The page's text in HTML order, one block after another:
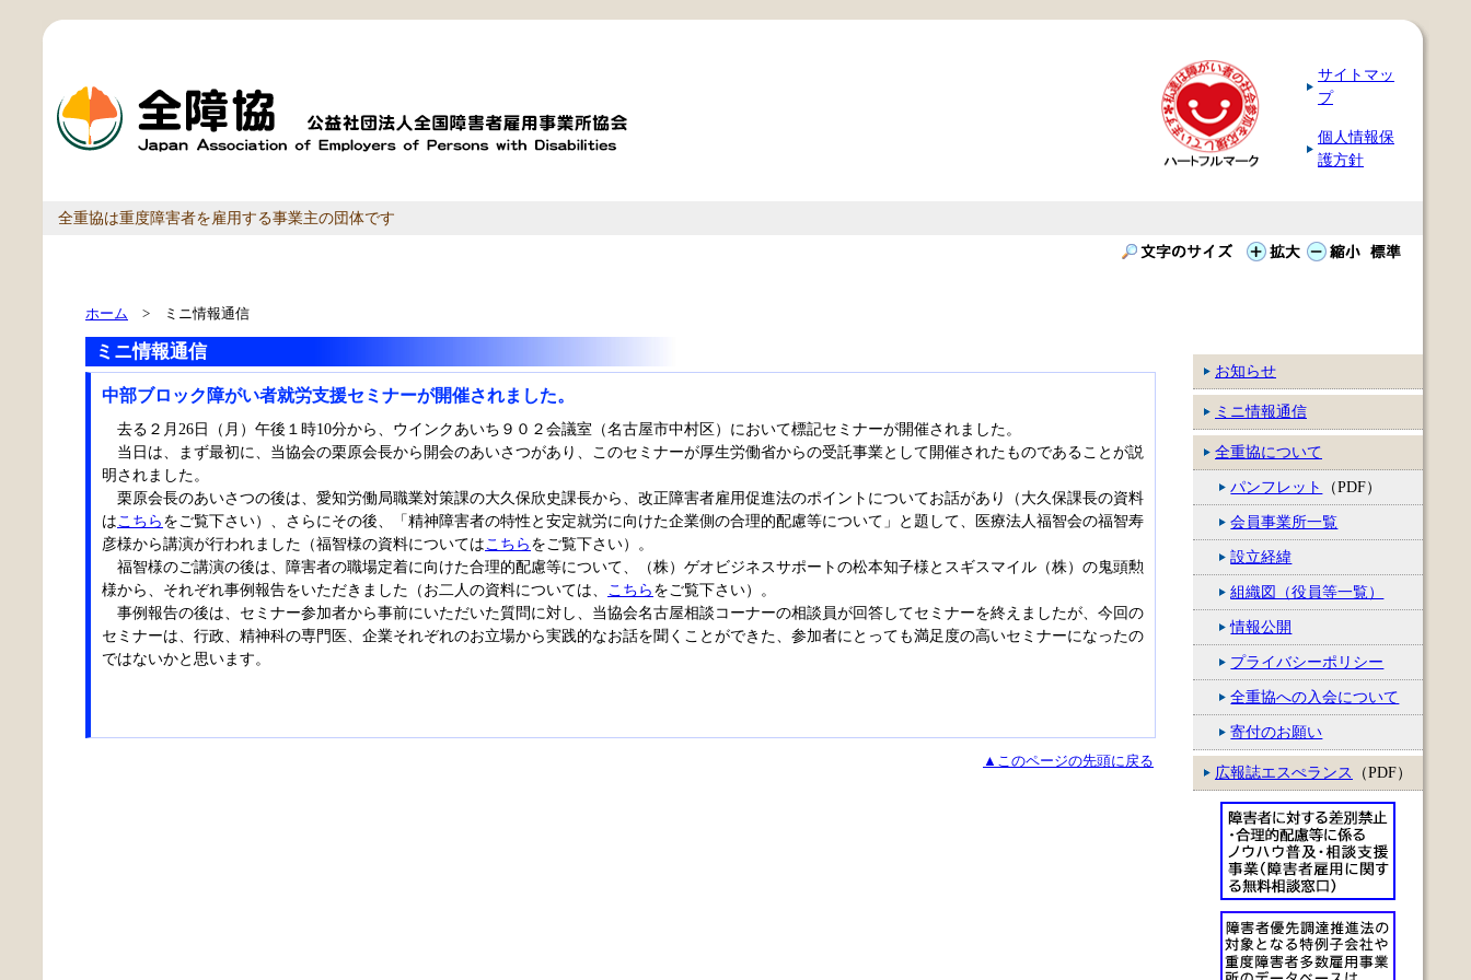
サイトマッ
プ
個人情報保
護方針
全重協は重度障害者を雇用する事業主の団体です
お知らせ
ミニ情報通信
全重協について
パンフレット
（PDF）
会員事業所一覧
設立経緯
組織図（役員等一覧）
情報公開
プライバシーポリシー
全重協への入会について
寄付のお願い
広報誌エスぺランス （PDF）
ホーム > ミニ情報通信
ミニ情報通信
中部ブロック障がい者就労支援セミナーが開催されました。
去る２月26日（月）午後１時10分から、ウインクあいち９０２会議室（名古屋市中村区）において標記セミナーが開催されました。
当日は、まず最初に、当協会の栗原会長から開会のあいさつがあり、このセミナーが厚生労働省からの受託事業として開催されたものであることが説
明されました。
栗原会長のあいさつの後は、愛知労働局職業対策課の大久保欣史課長から、改正障害者雇用促進法のポイントについてお話があり（大久保課長の資料
はこちらをご覧下さい）、さらにその後、「精神障害者の特性と安定就労に向けた企業側の合理的配慮等について」と題して、医療法人福智会の福智寿
彦様から講演が行われました（福智様の資料についてはこちらをご覧下さい）。
福智様のご講演の後は、障害者の職場定着に向けた合理的配慮等について、（株）ゲオビジネスサポートの松本知子様とスギスマイル（株）の鬼頭勲
様から、それぞれ事例報告をいただきました（お二人の資料については、
こちらをご覧下さい）。
事例報告の後は、セミナー参加者から事前にいただいた質問に対し、当協会名古屋相談コーナーの相談員が回答してセミナーを終えましたが、今回の
セミナーは、行政、精神科の専門医、企業それぞれのお立場から実践的なお話を聞くことができた、参加者にとっても満足度の高いセミナーになったの
ではないかと思います。
▲このページの先頭に戻る